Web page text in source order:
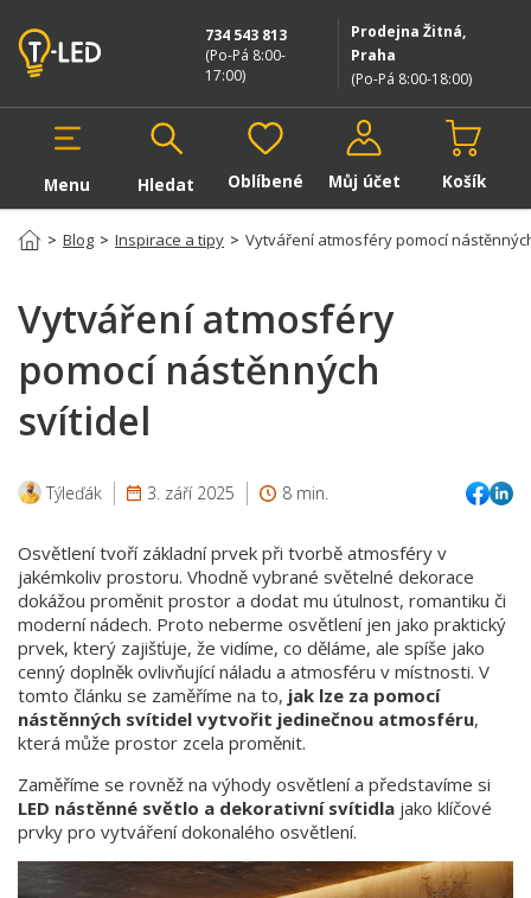
Prodejna Žitná,
Praha
(Po-Pá 8:00-18:00)
734 543 813
(Po-Pá 8:00-
17:00)
Menu Hledat
Hledat v produktech
Oblíbené Můj účet Košík
> Blog > Inspirace a tipy > Vytváření atmosféry pomocí
Vytváření atmosféry
pomocí nástěnných
svítidel
Týleďák 3. září 2025 8 min.
Osvětlení tvoří základní prvek při tvorbě atmosféry v
jakémkoliv prostoru. Vhodně vybrané světelné dekorace
dokážou proměnit prostor a dodat mu útulnost, romantiku či
moderní nádech. Proto neberme osvětlení jen jako praktický
prvek, který zajišťuje, že vidíme, co děláme, ale spíše jako
cenný doplněk ovlivňující náladu a atmosféru v místnosti. V
tomto článku se zaměříme na to, jak lze za pomocí
nástěnných svítidel vytvořit jedinečnou atmosféru,
která může prostor zcela proměnit.
Zaměříme se rovněž na výhody osvětlení a představíme si
LED nástěnné světlo a dekorativní svítidla jako klíčové
prvky pro vytváření dokonalého osvětlení.